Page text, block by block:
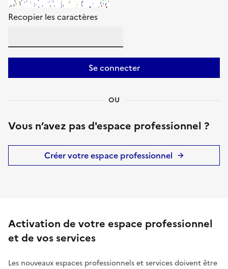
Recopier les caractères
Se connecter
OU
Vous n’avez pas d'espace professionnel ?
Créer votre espace professionnel
Activation de votre espace professionnel
et de vos services
Les nouveaux espaces professionnels et services doivent être